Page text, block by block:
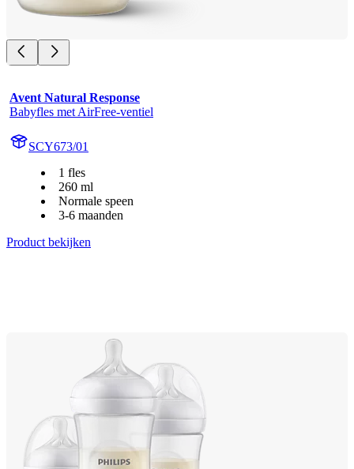
Avent Natural Response
Babyfles met AirFree-ventiel
SCY673/01
1 fles
260 ml
Normale speen
3-6 maanden
Product bekijken